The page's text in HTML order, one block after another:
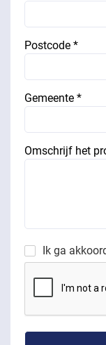
Postcode *
Gemeente *
Omschrijf het
Ik ga